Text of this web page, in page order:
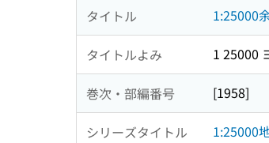
タイトル 1:25000
タイトルよみ 1 25000
巻次・部編番号 [1958]
シリーズタイトル 1:25000